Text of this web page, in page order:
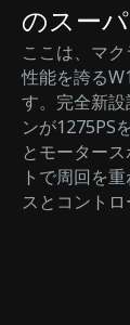
のスー
ここは、マ
性能を誇る
す。完全新
ンが1275PS
とモーター
トで周回を
スとコントロ